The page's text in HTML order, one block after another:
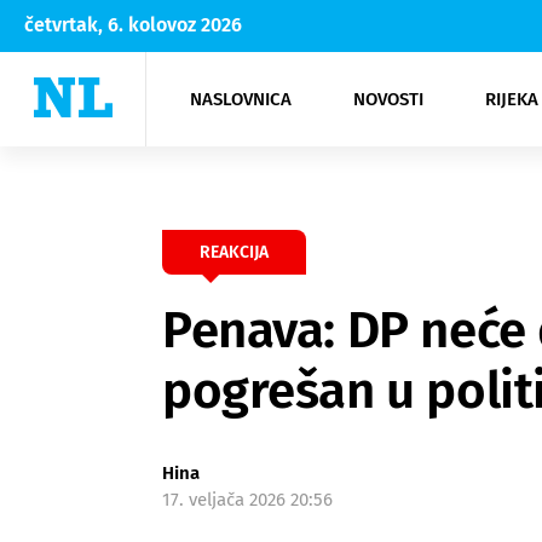
četvrtak, 6. kolovoz 2026
NASLOVNICA NOVOSTI
Rijeka Opatija
NK
Moda
Kultura
REAKCIJA
Penava: DP
pogrešan u
Hina
17. veljača 2026 20:56